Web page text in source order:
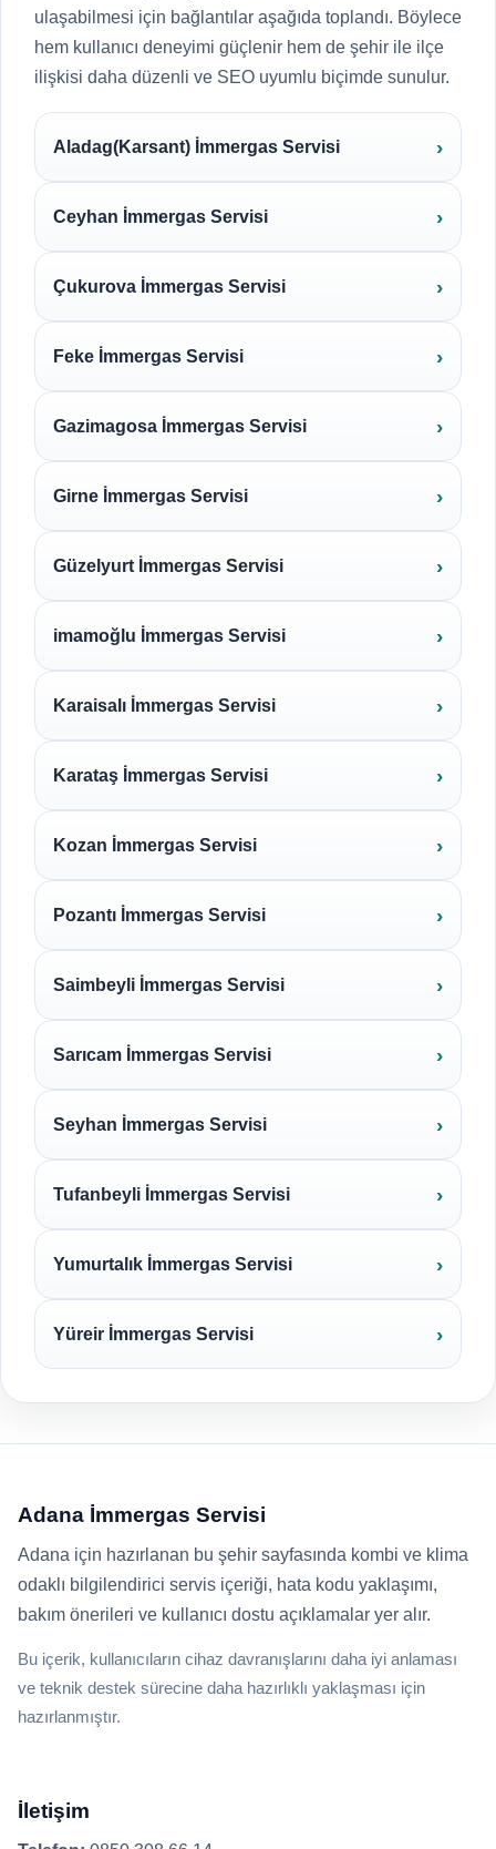
ulaşabilmesi için bağlantılar aşağıda toplandı. Böylece
hem kullanıcı deneyimi güçlenir hem de şehir ile ilçe
ilişkisi daha düzenli ve SEO uyumlu biçimde sunulur.
Aladag(Karsant) İmmergas Servisi
Ceyhan İmmergas Servisi
Çukurova İmmergas Servisi
Feke İmmergas Servisi
Gazimagosa İmmergas Servisi
Girne İmmergas Servisi
Güzelyurt İmmergas Servisi
imamoğlu İmmergas Servisi
Karaisalı İmmergas Servisi
Karataş İmmergas Servisi
Kozan İmmergas Servisi
Pozantı İmmergas Servisi
Saimbeyli İmmergas Servisi
Sarıcam İmmergas Servisi
Seyhan İmmergas Servisi
Tufanbeyli İmmergas Servisi
Yumurtalık İmmergas Servisi
Yüreir İmmergas Servisi
Adana İmmergas Servisi
Adana için hazırlanan bu şehir sayfasında kombi ve klima
odaklı bilgilendirici servis içeriği, hata kodu yaklaşımı,
bakım önerileri ve kullanıcı dostu açıklamalar yer alır.
Bu içerik, kullanıcıların cihaz davranışlarını daha iyi anlaması
ve teknik destek sürecine daha hazırlıklı yaklaşması için
hazırlanmıştır.
İletişim